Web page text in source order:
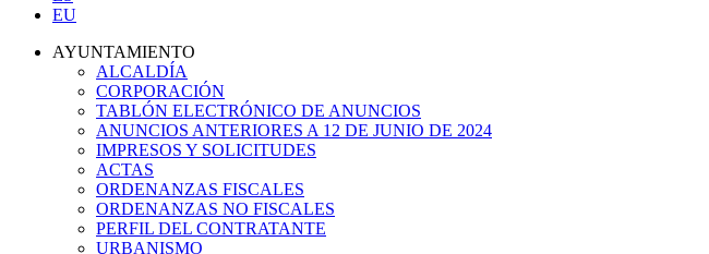
EU
AYUNTAMIENTO
ALCALDÍA
CORPORACIÓN
TABLÓN ELECTRÓNICO DE ANUNCIOS
ANUNCIOS ANTERIORES A 12 DE JUNIO DE 2024
IMPRESOS Y SOLICITUDES
ACTAS
ORDENANZAS FISCALES
ORDENANZAS NO FISCALES
PERFIL DEL CONTRATANTE
URBANISMO